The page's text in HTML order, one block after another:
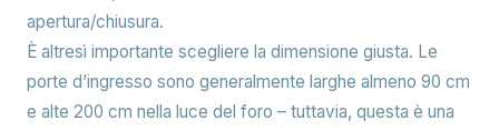
apertura/chiusura.
È altresì importante scegliere la dimensione giusta. Le
porte d’ingresso sono generalmente larghe almeno 90 cm
e alte 200 cm nella luce del foro – tuttavia, questa è una